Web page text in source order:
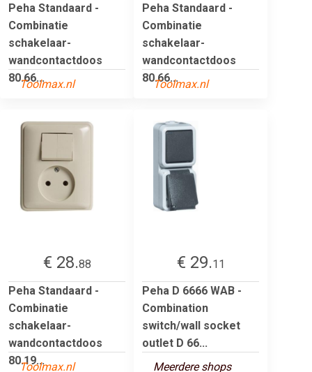
Peha Standaard -
Combinatie
schakelaar-
wandcontactdoos
80.66...
Toolmax.nl
Peha Standaard -
Combinatie
schakelaar-
wandcontactdoos
80.66...
Toolmax.nl
€ 28.88
Peha Standaard -
Combinatie
schakelaar-
wandcontactdoos
80.19...
Toolmax.nl
€ 29.11
Peha D 6666 WAB -
Combination
switch/wall socket
outlet D 66...
Meerdere shops